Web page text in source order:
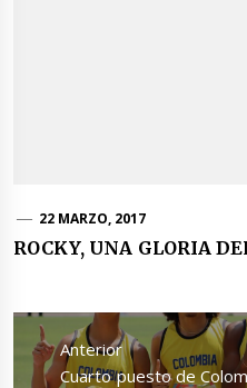
22 MARZO, 2017
ROCKY, UNA GLORIA
Navegación
de
entradas
Anterior
Entrada
Cuarto puesto de